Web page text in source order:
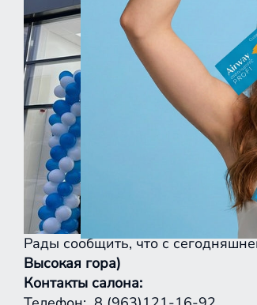
Рады сообщить, что с
Высокая гора)
Контакты салона: